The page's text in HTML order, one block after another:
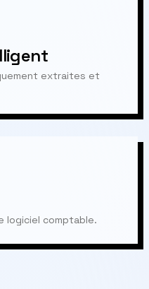
extraites et
logiciel comptable.